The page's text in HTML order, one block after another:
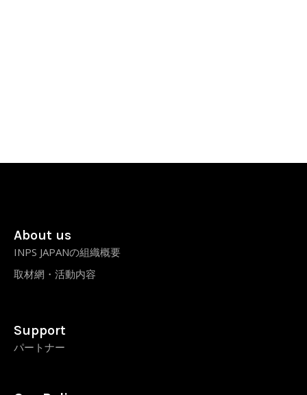
About us
INPS JAPANの組織概要
取材網・活動内容
Support
パートナー